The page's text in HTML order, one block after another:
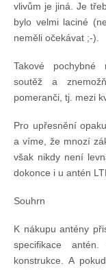
vlivům je jiná. Je
bylo velmi laciné
neměli očekávat ;-).
Takové pochybné
soutěž a
pomeranči, tj. mezi
Pro upřesnění
a víme, že mnozí
však nikdy není
dokonce i u antén
Souhrn
K nákupu antény
specifikace
konstrukce. A